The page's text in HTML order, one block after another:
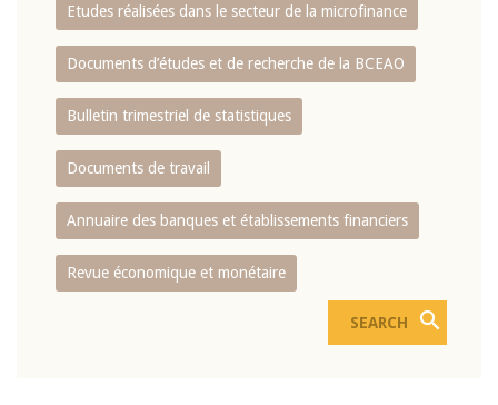
Etudes réalisées dans le secteur de la microfinance
Documents d’études et de recherche de la BCEAO
Bulletin trimestriel de statistiques
Documents de travail
Annuaire des banques et établissements financiers
Revue économique et monétaire